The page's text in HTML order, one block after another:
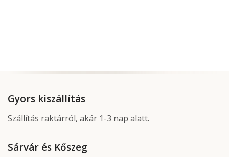
Gyors kiszállítás
Szállítás raktárról, akár 1-3 nap alatt.
Sárvár és Kőszeg